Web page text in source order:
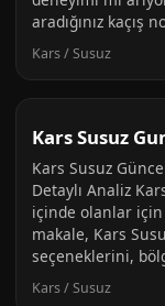
aradığınız kaçış
Kars / Susuz
Kars Susuz
Kars Susuz
Detaylı Analiz
içinde olanlar için
makale, Kars
seçeneklerini,
Kars / Susuz